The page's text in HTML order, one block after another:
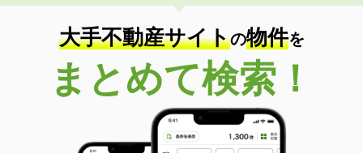
専有面積 22.88m²
間取り
1K
京都府京都市右京区嵯峨天龍寺北造路町
価 格
17.50万円
京都府京都市右京区嵯峨天龍寺北造路
町
専有面積 70.2m²
大手不動産サイトの物件を
まとめて検索！